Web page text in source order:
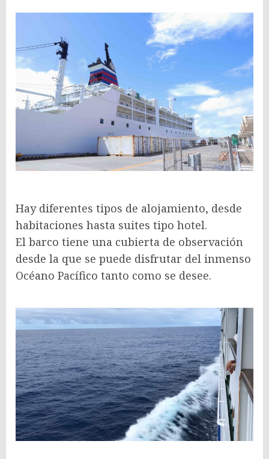
Hay diferentes tipos de alojamiento, desde
habitaciones hasta suites tipo hotel.
El barco tiene una cubierta de observación
desde la que se puede disfrutar del inmenso
Océano Pacífico tanto como se desee.